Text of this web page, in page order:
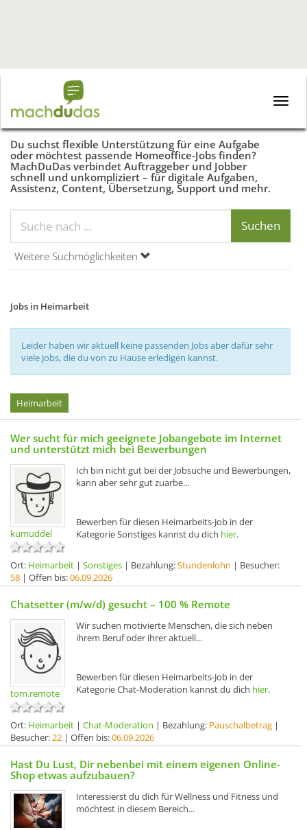
Toggle
Du suchst flexible Unterstützung für eine Aufgabe
oder möchtest passende Homeoffice-Jobs finden?
MachDuDas verbindet Auftraggeber und Jobber
schnell und unkompliziert – für digitale Aufgaben,
Assistenz, Content, Übersetzung, Support und mehr.
Weitere Suchmöglichkeiten
Jobs in Heimarbeit
Leider haben wir aktuell keine passenden Jobs aber dafür sehr
viele Jobs, die du von zu Hause erledigen kannst.
Heimarbeit
Wer sucht für mich geeignete Jobangebote im Internet
und unterstützt mich bei Bewerbungen
kumuddel
Ich bin nicht gut bei der Jobsuche und Bewerbungen,
kann aber sehr gut zuarbe...
Bewerben für diesen Heimarbeits-Job in der
Kategorie Sonstiges kannst du dich hier.
Ort: Heimarbeit | Sonstiges | Bezahlung:Stundenlohn | Besucher:
58 | Offen bis:06.09.2026
Chatsetter (m/w/d) gesucht – 100 % Remote
tom.remote
Wir suchen motivierte Menschen, die sich neben
ihrem Beruf oder ihrer aktuell...
Bewerben für diesen Heimarbeits-Job in der
Kategorie Chat-Moderation kannst du dich hier.
Ort: Heimarbeit | Chat-Moderation | Bezahlung: Pauschalbetrag |
Besucher:22 | Offen bis:06.09.2026
Hast Du Lust, Dir nebenbei mit einem eigenen Online-
Shop etwas aufzubauen?
Interessierst du dich für Wellness und Fitness und
möchtest in diesem Bereich...